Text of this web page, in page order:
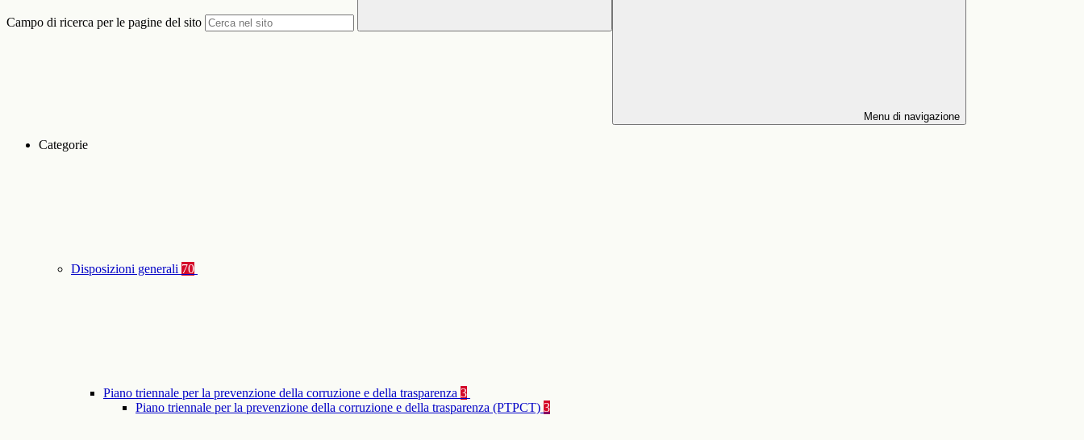
Campo di ricerca per le pagine del sito
Menu di navigazione
Categorie
Disposizioni generali 70
Piano triennale per la prevenzione della corruzione e della trasparenza 3
Piano triennale per la prevenzione della corruzione e della trasparenza (PTPCT) 3